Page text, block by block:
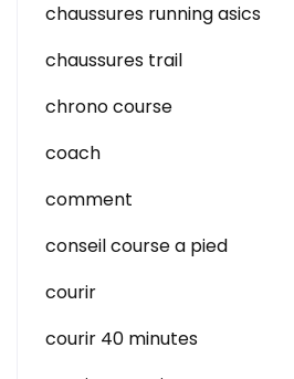
chaussures running asics
chaussures trail
chrono course
coach
comment
conseil course a pied
courir
courir 40 minutes